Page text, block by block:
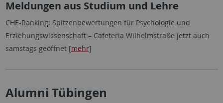
Meldungen aus Studium und Lehre
CHE-Ranking: Spitzenbewertungen für Psychologie und
Erziehungswissenschaft – Cafeteria Wilhelmstraße jetzt auch
samstags geöffnet [mehr]
Alumni Tübingen